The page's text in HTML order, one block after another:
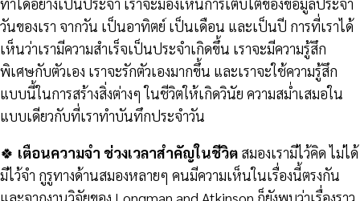
วันของเรา จากวัน เป็นอาทิตย์ เป็นเดือน และเป็นปี การที่เราได้
เห็นว่าเรามีความสำเร็จเป็นประจำเกิดขึ้น เราจะมีความรู้สึก
พิเศษกับตัวเอง เราจะรักตัวเองมากขึ้น และเราจะใช้ความรู้สึก
แบบนี้ในการสร้างสิ่งต่างๆ ในชีวิตให้เกิดวินัย ความสม่ำเสมอใน
แบบเดียวกับที่เราทำบันทึกประจำวัน
🍀 เตือนความจำ ช่วงเวลาสำคัญในชีวิต สมองเรามีไว้คิด ไม่ได้
มีไว้จำ กูรูทางด้านสมองหลายๆ คนมีความเห็นในเรื่องนี้ตรงกัน
และจากงานวิจัยของ Longman and Atkinson ก็ยังพบว่าเรื่องราว